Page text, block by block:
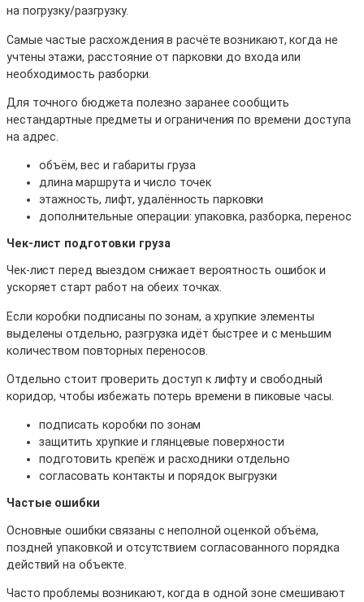
на погрузку/разгрузку.
Самые частые расхождения в расчёте возникают, когда не
учтены этажи, расстояние от парковки до входа или
необходимость разборки.
Для точного бюджета полезно заранее сообщить
нестандартные предметы и ограничения по времени доступа
на адрес.
объём, вес и габариты груза
длина маршрута и число точек
этажность, лифт, удалённость парковки
дополнительные операции: упаковка, разборка, перенос
Чек-лист подготовки груза
Чек-лист перед выездом снижает вероятность ошибок и
ускоряет старт работ на обеих точках.
Если коробки подписаны по зонам, а хрупкие элементы
выделены отдельно, разгрузка идёт быстрее и с меньшим
количеством повторных переносов.
Отдельно стоит проверить доступ к лифту и свободный
коридор, чтобы избежать потерь времени в пиковые часы.
подписать коробки по зонам
защитить хрупкие и глянцевые поверхности
подготовить крепёж и расходники отдельно
согласовать контакты и порядок выгрузки
Частые ошибки
Основные ошибки связаны с неполной оценкой объёма,
поздней упаковкой и отсутствием согласованного порядка
действий на объекте.
Часто проблемы возникают, когда в одной зоне смешивают